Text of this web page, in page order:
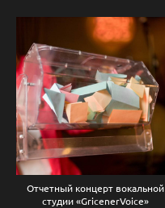
Отчетный концерт вокальной
студии «GricenerVoice»